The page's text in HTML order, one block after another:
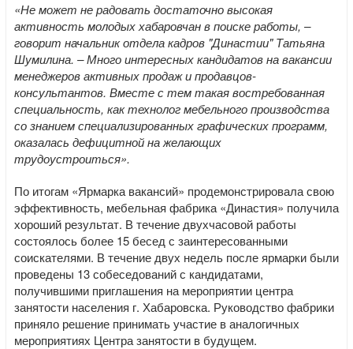
«Не может не радовать достаточно высокая
активность молодых хабаровчан в поиске работы, –
говорит начальник отдела кадров "Династии" Татьяна
Шумилина. – Много интересных кандидатов на вакансии
менеджеров активных продаж и продавцов-
консультантов. Вместе с тем такая востребованная
специальность, как технолог мебельного производства
со знанием специализированных графических программ,
оказалась дефицитной на желающих
трудоустроиться».
По итогам «Ярмарка вакансий» продемонстрировала свою
эффективность, мебельная фабрика «Династия» получила
хороший результат. В течение двухчасовой работы
состоялось более 15 бесед с заинтересованными
соискателями. В течение двух недель после ярмарки были
проведены 13 собеседований с кандидатами,
получившими приглашения на мероприятии центра
занятости населения г. Хабаровска. Руководство фабрики
приняло решение принимать участие в аналогичных
мероприятиях Центра занятости в будущем.